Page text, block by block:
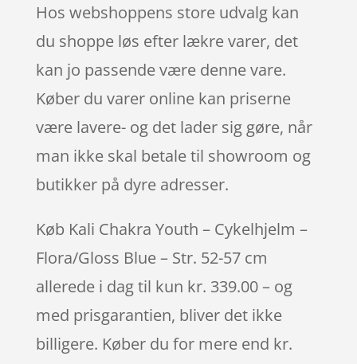
Hos webshoppens store udvalg kan
du shoppe løs efter lækre varer, det
kan jo passende være denne vare.
Køber du varer online kan priserne
være lavere- og det lader sig gøre, når
man ikke skal betale til showroom og
butikker på dyre adresser.
Køb Kali Chakra Youth – Cykelhjelm –
Flora/Gloss Blue – Str. 52-57 cm
allerede i dag til kun kr. 339.00 – og
med prisgarantien, bliver det ikke
billigere. Køber du for mere end kr.